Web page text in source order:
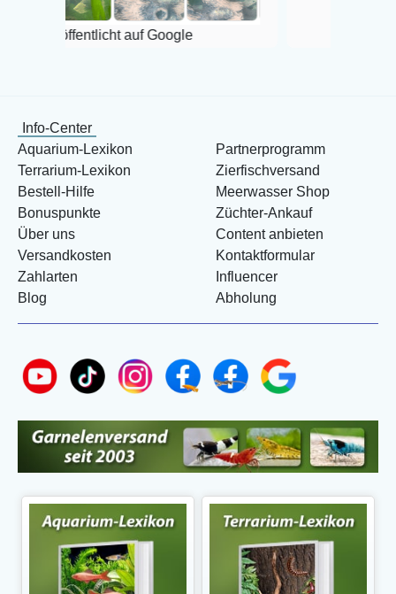
auf Google
Info-Center
Aquarium-Lexikon
Terrarium-Lexikon
Bestell-Hilfe
Bonuspunkte
Über uns
Versandkosten
Zahlarten
Blog
Partnerprogramm
Zierfischversand
Meerwasser Shop
Züchter-Ankauf
Content anbieten
Kontaktformular
Influencer
Abholung